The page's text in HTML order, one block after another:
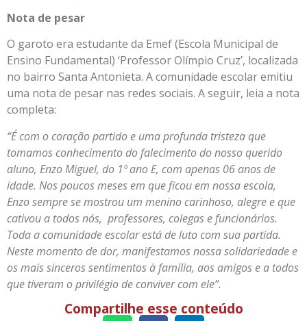
Nota de pesar
O garoto era estudante da Emef (Escola Municipal de
Ensino Fundamental) ‘Professor Olímpio Cruz’, localizada
no bairro Santa Antonieta. A comunidade escolar emitiu
uma nota de pesar nas redes sociais. A seguir, leia a nota
completa:
“É com o coração partido e uma profunda tristeza que
tomamos conhecimento do falecimento do nosso querido
aluno, Enzo Miguel, do 1º ano E, com apenas 06 anos de
idade. Nos poucos meses em que ficou em nossa escola,
Enzo sempre se mostrou um menino carinhoso, alegre e que
cativou a todos nós, professores, colegas e funcionários.
Toda a comunidade escolar está de luto com sua partida. ​
Neste momento de dor, manifestamos nossa solidariedade e
os mais sinceros sentimentos à família, aos amigos e a todos
que tiveram o privilégio de conviver com ele”.
Compartilhe esse conteúdo